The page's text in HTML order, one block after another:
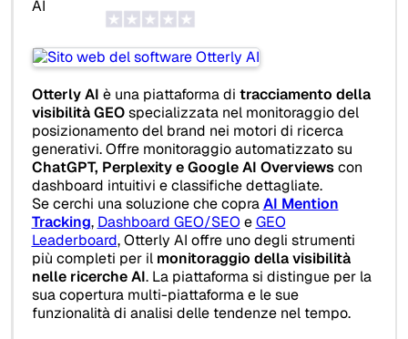
Otterly AI è una piattaforma di tracciamento della
visibilità GEOspecializzata nel monitoraggio del
posizionamento del brand nei motori di ricerca
generativi. Offre monitoraggio automatizzato su
ChatGPT, Perplexity e Google AI Overviewscon
dashboard intuitivi e classifiche dettagliate.
Se cerchi una soluzione che copraAI Mention
Tracking, Dashboard GEO/SEO eGEO
Leaderboard, Otterly AI offre uno degli strumenti
più completi per il monitoraggio della visibilità
nelle ricerche AI. La piattaforma si distingue per la
sua copertura multi-piattaforma e le sue
funzionalità di analisi delle tendenze nel tempo.